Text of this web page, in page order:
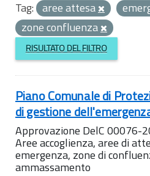
Tag: aree attesa
zone confluenza
RISULTATO DEL FILTRO
Piano Comunale di
di gestione
Approvazione DelC 00076-
Aree accoglienza, aree di
emergenza, zone di
ammassamento